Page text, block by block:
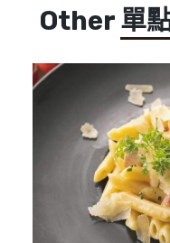
Other 單